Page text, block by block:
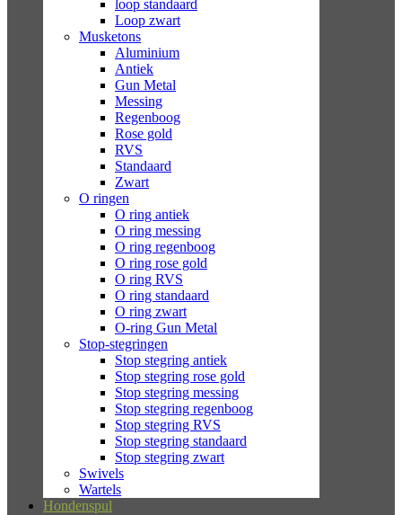
loop standaard
Loop zwart
Musketons
Aluminium
Antiek
Gun Metal
Messing
Regenboog
Rose gold
RVS
Standaard
Zwart
O ringen
O ring antiek
O ring messing
O ring regenboog
O ring rose gold
O ring RVS
O ring standaard
O ring zwart
O-ring Gun Metal
Stop-stegringen
Stop stegring antiek
Stop stegring rose gold
Stop stegring messing
Stop stegring regenboog
Stop stegring RVS
Stop stegring standaard
Stop stegring zwart
Swivels
Wartels
Hondenspul